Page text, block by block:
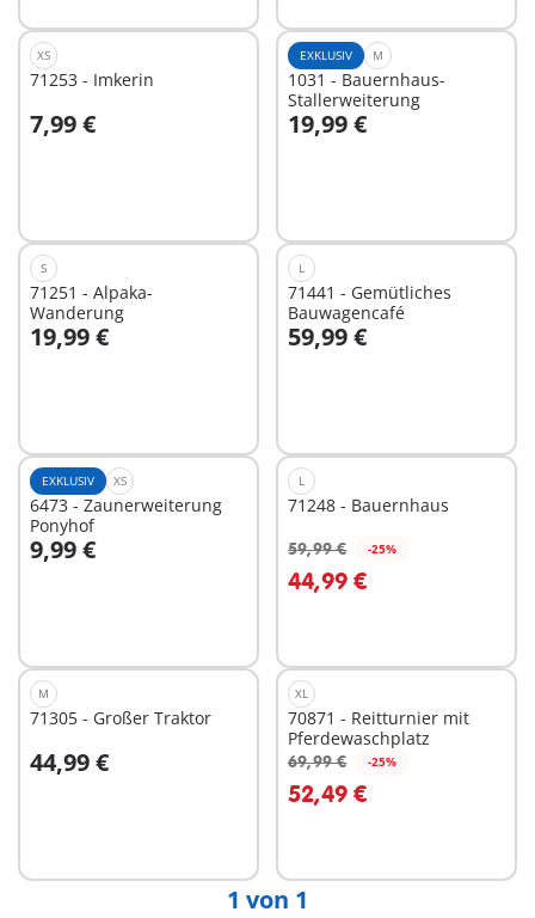
XS
71253 - Imkerin
7,99 €
In den Warenkorb
EXKLUSIV M
1031 - Bauernhaus-
Stallerweiterung
19,99 €
In den Warenkorb
S
71251 - Alpaka-
Wanderung
19,99 €
L
71441 - Gemütliches
Bauwagencafé
59,99 €
EXKLUSIV XS
6473 - Zaunerweiterung
Ponyhof
9,99 €
L
71248 - Bauernhaus
59,99 € -25%
44,99 €
M
71305 - Großer Traktor
44,99 €
XL
70871 - Reitturnier mit
Pferdewaschplatz
69,99 € -25%
52,49 €
In den Warenkorb
1 von 1